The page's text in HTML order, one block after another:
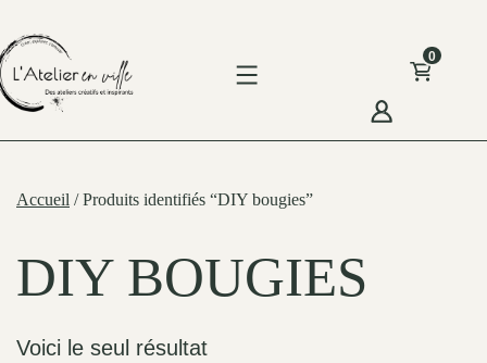
to
content
0
Accueil / Produits identifiés “DIY bougies”
DIY BOUGIES
Voici le seul résultat